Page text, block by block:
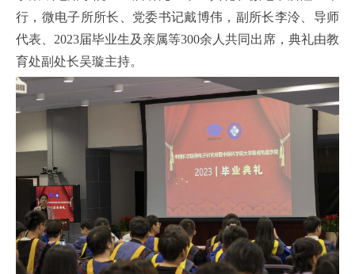
行，微电子所所长、党委书记戴博伟，副所长李泠、导师
代表、 2023届毕业生及亲属等300余人共同出席，典礼由教
育处副处长吴璇主持。